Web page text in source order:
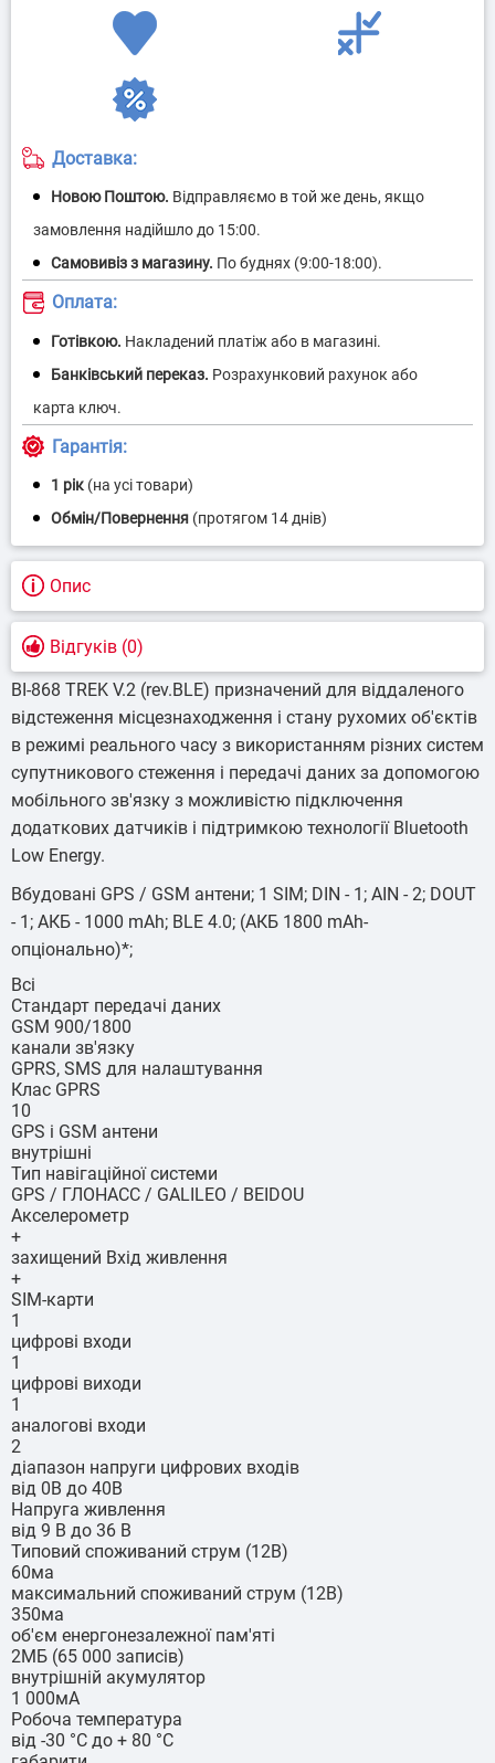
Доставка:
Оплата:
Гарантія:
1 рік (на усі товари)
Опис
Відгуків (0)
BI-868 TREK V.2 (rev.BLE) призначений для віддаленого
відстеження місцезнаходження і стану рухомих об'єктів
в режимі реального часу з використанням різних систем
супутникового стеження і передачі даних за допомогою
мобільного зв'язку з можливістю підключення
додаткових датчиків і підтримкою технології Bluetooth
Low Energy.
Вбудовані GPS / GSM антени; 1 SIM; DIN - 1; AIN - 2; DOUT
- 1; АКБ - 1000 mAh; BLE 4.0; (АКБ 1800 mAh-
опціонально)*;
Всі
Стандарт передачі даних
GSM 900/1800
канали зв'язку
GPRS, SMS для налаштування
Клас GPRS
10
GPS і GSM антени
внутрішні
Тип навігаційної системи
GPS / ГЛОНАСС / GALILEO / BEIDOU
Акселерометр
+
захищений Вхід живлення
+
SIM-карти
1
цифрові входи
1
цифрові виходи
1
аналогові входи
2
діапазон напруги цифрових входів
від 0В до 40В
Напруга живлення
від 9 В до 36 В
Типовий споживаний струм (12В)
60ма
максимальний споживаний струм (12В)
350ма
об'єм енергонезалежної пам'яті
2МБ (65 000 записів)
внутрішній акумулятор
1 000мА
Робоча температура
від -30 °С до + 80 °С